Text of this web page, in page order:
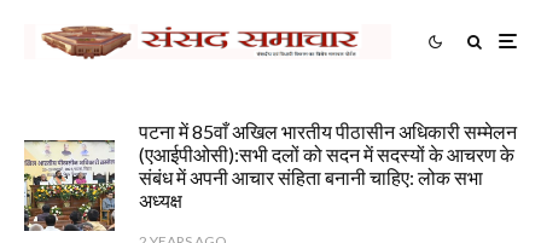
पटना में 85वाँ अखिल भारतीय पीठासीन अधिकारी सम्मेलन
(एआईपीओसी):सभी दलों को सदन में सदस्यों के आचरण के
संबंध में अपनी आचार संहिता बनानी चाहिए: लोक सभा
अध्यक्ष